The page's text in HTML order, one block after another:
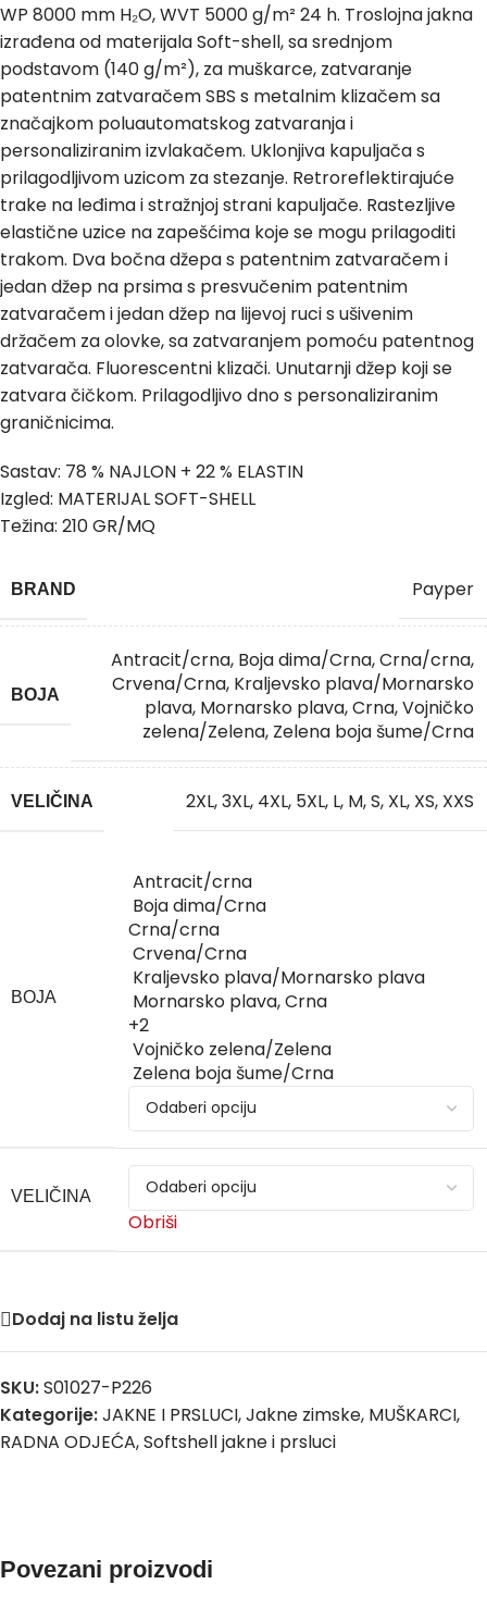
WP 8000 mm H₂O, WVT 5000 g/m² 24 h. Troslojna jakna
izrađena od materijala Soft-shell, sa srednjom
podstavom (140 g/m²), za muškarce, zatvaranje
patentnim zatvaračem SBS s metalnim klizačem sa
značajkom poluautomatskog zatvaranja i
personaliziranim izvlakačem. Uklonjiva kapuljača s
prilagodljivom uzicom za stezanje. Retroreflektirajuće
trake na leđima i stražnjoj strani kapuljače. Rastezljive
elastične uzice na zapešćima koje se mogu prilagoditi
trakom. Dva bočna džepa s patentnim zatvaračem i
jedan džep na prsima s presvučenim patentnim
zatvaračem i jedan džep na lijevoj ruci s ušivenim
držačem za olovke, sa zatvaranjem pomoću patentnog
zatvarača. Fluorescentni klizači. Unutarnji džep koji se
zatvara čičkom. Prilagodljivo dno s personaliziranim
graničnicima.
Sastav: 78 % NAJLON + 22 % ELASTIN
Izgled: MATERIJAL SOFT-SHELL
Težina: 210 GR/MQ
BRAND Payper
BOJA
Antracit/crna, Boja dima/Crna,Crna/crna,
Crvena/Crna, Kraljevsko plava/Mornarsko
plava, Mornarsko plava, Crna,Vojničko
zelena/Zelena, Zelena boja šume/Crna
VELIČINA 2XL,3XL, 4XL, 5XL, L, M,S, XL, XS, XXS
BOJA
Antracit/crna
Boja dima/Crna
Crna/crna
Crvena/Crna
Kraljevsko plava/Mornarsko plava
Mornarsko plava, Crna
+2
Vojničko zelena/Zelena
Zelena boja šume/Crna
VELIČINA
Obriši
Dodaj na listu želja
SKU:S01027-P226
Kategorije:JAKNE I PRSLUCI,Jakne zimske, MUŠKARCI,
RADNA ODJEĆA,Softshell jakne i prsluci
Povezani proizvodi